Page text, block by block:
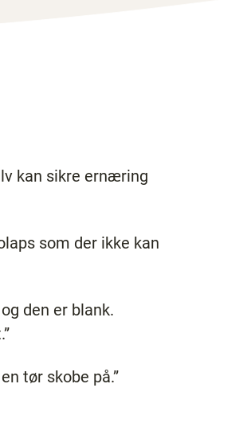
kan sikre ernæring
som der ikke kan
den er blank.
tør skobe på.”